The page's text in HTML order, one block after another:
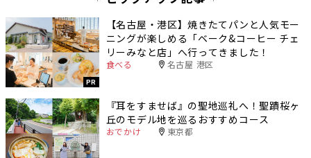
PR
【名古屋・港区】焼きたてパンと人気モー
ニングが楽しめる「ベーク&コーヒー チェ
リーみなと店」へ行ってきました！
食べる 名古屋 港区
『耳をすませば』の聖地巡礼へ！聖蹟桜ヶ
丘のモデル地を巡るおすすめコース
おでかけ 東京都